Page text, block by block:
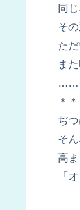
同
そ
た
ま
……
＊
ぢ
そ
高
「